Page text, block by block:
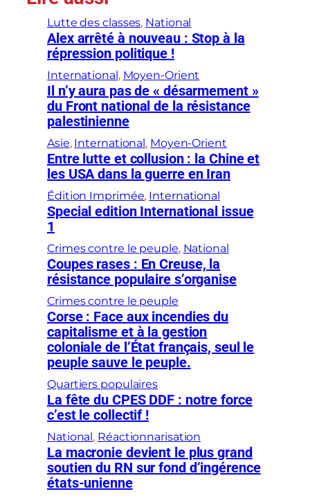
Lutte des classes, National
Alex arrêté à nouveau : Stop à la
répression politique !
International , Moyen-Orient
Il n’y aura pas de « désarmement »
du Front national de la résistance
palestinienne
Asie, International , Moyen-Orient
Entre lutte et collusion : la Chine et
les USA dans la guerre en Iran
Édition Imprimée, International
Special edition International issue
1
Crimes contre le peuple, National
Coupes rases : En Creuse, la
résistance populaire s’organise
Crimes contre le peuple
Corse : Face aux incendies du
capitalisme et à la gestion
coloniale de l’État français, seul le
peuple sauve le peuple.
Quartiers populaires
La fête du CPES DDF : notre force
c’est le collectif !
National , Réactionnarisation
La macronie devient le plus grand
soutien du RN sur fond d’ingérence
états-unienne